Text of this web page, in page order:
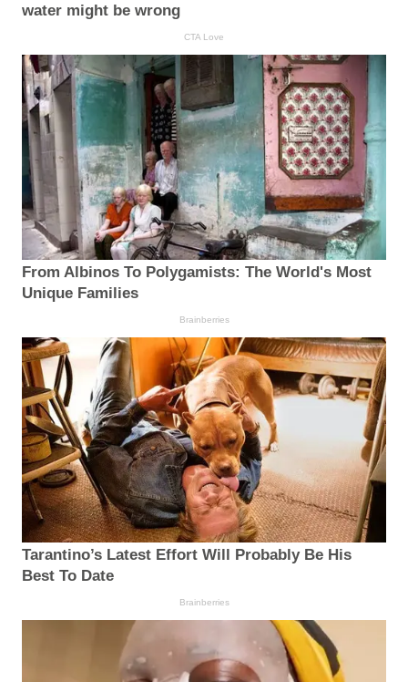
water might be wrong
CTA Love
From Albinos To Polygamists: The World's Most
Unique Families
Brainberries
Tarantino’s Latest Effort Will Probably Be His
Best To Date
Brainberries